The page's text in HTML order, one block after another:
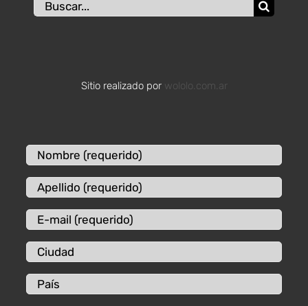
Buscar:
Sitio realizado por wololo.com.ar